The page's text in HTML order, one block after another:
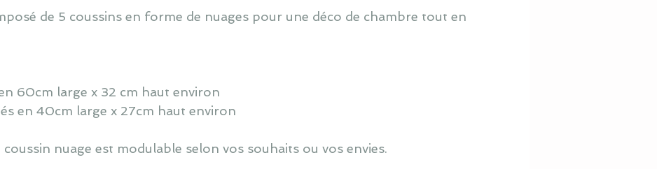
de 5 coussins en forme de nuages pour une déco de chambre tout en
60cm large x 32 cm haut environ
en 40cm large x 27cm haut environ
nuage est modulable selon vos souhaits ou vos envies.